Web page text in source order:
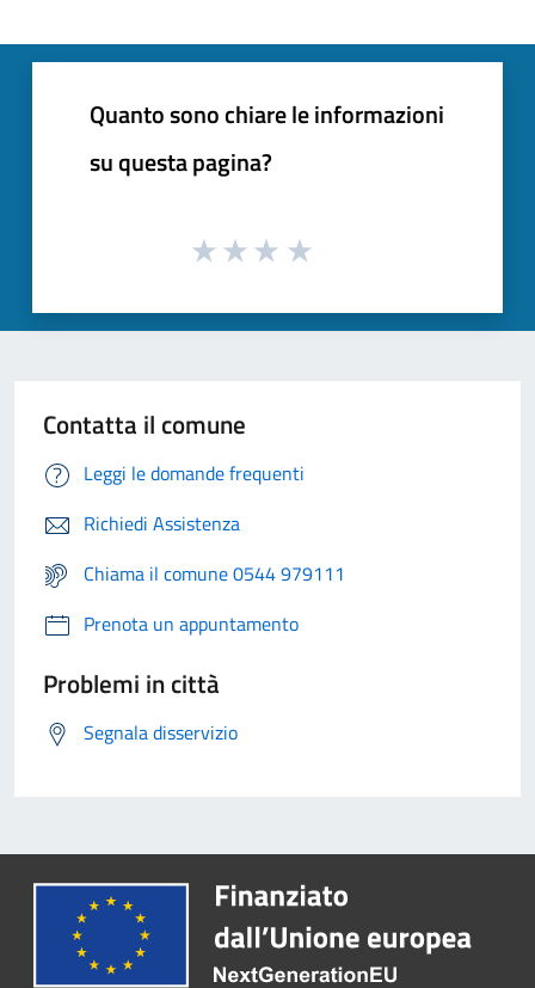
Quanto sono chiare le informazioni
su questa pagina?
Contatta il comune
Leggi le domande frequenti
Richiedi Assistenza
Chiama il comune 0544 979111
Prenota un appuntamento
Problemi in città
Segnala disservizio